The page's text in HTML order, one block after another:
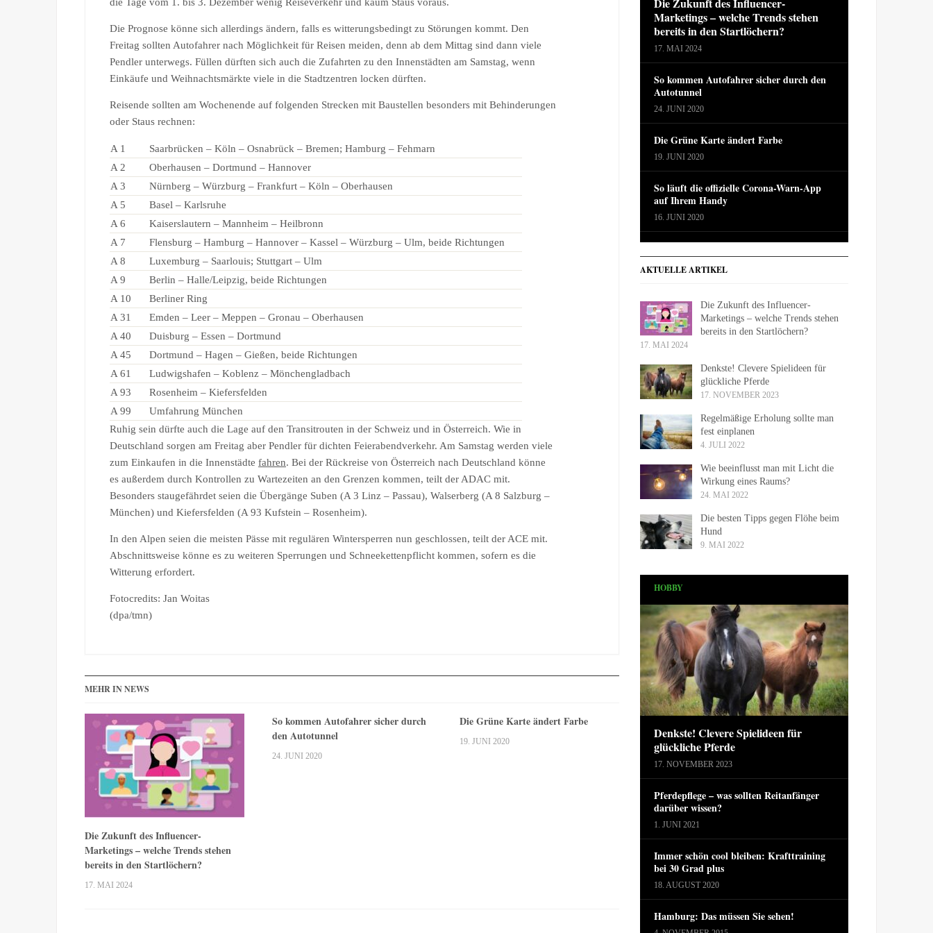
Die Prognose könne sich allerdings ändern, falls es witterungsbedingt zu Störungen kommt. Den
Freitag sollten Autofahrer nach Möglichkeit für Reisen meiden, denn ab dem Mittag sind dann viele
Pendler unterwegs. Füllen dürften sich auch die Zufahrten zu den Innenstädten am Samstag, wenn
Einkäufe und Weihnachtsmärkte viele in die Stadtzentren locken dürften.
Reisende sollten am Wochenende auf folgenden Strecken mit Baustellen besonders mit Behinderungen
oder Staus rechnen:
A 1
Saarbrücken – Köln – Osnabrück – Bremen; Hamburg – Fehmarn
A 2
Oberhausen – Dortmund – Hannover
A 3
Nürnberg – Würzburg – Frankfurt – Köln – Oberhausen
A 5
Basel – Karlsruhe
A 6
Kaiserslautern – Mannheim – Heilbronn
A 7
Flensburg – Hamburg – Hannover – Kassel – Würzburg – Ulm, beide Richtungen
A 8
Luxemburg – Saarlouis; Stuttgart – Ulm
A 9
Berlin – Halle/Leipzig, beide Richtungen
A 10
Berliner Ring
A 31
Emden – Leer – Meppen – Gronau – Oberhausen
A 40
Duisburg – Essen – Dortmund
A 45
Dortmund – Hagen – Gießen, beide Richtungen
A 61
Ludwigshafen – Koblenz – Mönchengladbach
A 93
Rosenheim – Kiefersfelden
A 99
Umfahrung München
Ruhig sein dürfte auch die Lage auf den Transitrouten in der Schweiz und in Österreich. Wie in
Deutschland sorgen am Freitag aber Pendler für dichten Feierabendverkehr. Am Samstag werden viele
zum Einkaufen in die Innenstädte fahren. Bei der Rückreise von Österreich nach Deutschland könne
es außerdem durch Kontrollen zu Wartezeiten an den Grenzen kommen, teilt der ADAC mit.
Besonders staugefährdet seien die Übergänge Suben (A 3 Linz – Passau), Walserberg (A 8 Salzburg –
München) und Kiefersfelden (A 93 Kufstein – Rosenheim).
In den Alpen seien die meisten Pässe mit regulären Wintersperren nun geschlossen, teilt der ACE mit.
Abschnittsweise könne es zu weiteren Sperrungen und Schneekettenpflicht kommen, sofern es die
Witterung erfordert.
Fotocredits: Jan Woitas
(dpa/tmn)
MEHR IN NEWS
Die Zukunft des Influencer-
Marketings – welche Trends stehen
bereits in den Startlöchern?
17. MAI 2024
So kommen Autofahrer sicher durch
den Autotunnel
24. JUNI 2020
Die Grüne Karte ändert Farbe
19. JUNI 2020
Marketings – welche Trends stehen
bereits in den Startlöchern?
17. MAI 2024
So kommen Autofahrer sicher durch den
Autotunnel
24. JUNI 2020
Die Grüne Karte ändert Farbe
19. JUNI 2020
So läuft die offizielle Corona-Warn-App
auf Ihrem Handy
16. JUNI 2020
AKTUELLE ARTIKEL
Die Zukunft des Influencer-
Marketings – welche Trends stehen
bereits in den Startlöchern?
17. MAI 2024
Denkste! Clevere Spielideen für
glückliche Pferde
17. NOVEMBER 2023
Regelmäßige Erholung sollte man
fest einplanen
4. JULI 2022
Wie beeinflusst man mit Licht die
Wirkung eines Raums?
24. MAI 2022
Die besten Tipps gegen Flöhe beim
Hund
9. MAI 2022
HOBBY
Denkste! Clevere Spielideen für
glückliche Pferde
17. NOVEMBER 2023
Pferdepflege – was sollten Reitanfänger
darüber wissen?
1. JUNI 2021
Immer schön cool bleiben: Krafttraining
bei 30 Grad plus
18. AUGUST 2020
Hamburg: Das müssen Sie sehen!